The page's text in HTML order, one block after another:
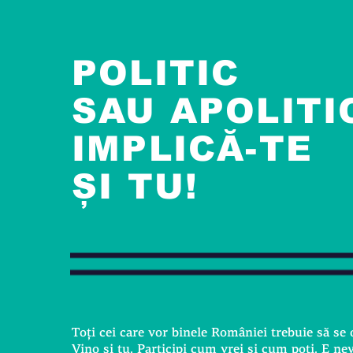
POLITIC
SAU
IMPLICĂ-TE
ȘI TU!
Toţi cei care vor binele României trebuie să se
Vino și tu. Participi cum vrei și cum poţi. E